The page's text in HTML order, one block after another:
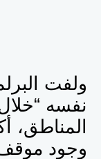
ولفت
نفسه “خلال
المناطق،
وجود